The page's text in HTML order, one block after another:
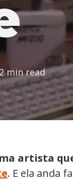
min read
artista
. E ela anda